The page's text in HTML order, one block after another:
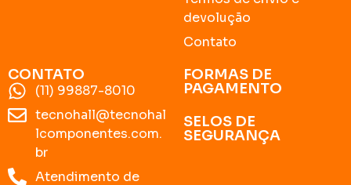
devolução
Contato
CONTATO
(11) 99887-8010
tecnohall@tecnohal
lcomponentes.com.
br
Atendimento de
FORMAS DE
PAGAMENTO
SELOS DE
SEGURANÇA